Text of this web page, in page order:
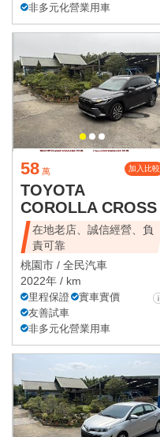
非多元化營業用車
58 萬 加入比較
TOYOTA
COROLLA CROSS
在地老店、誠信經營、負
責可靠
桃園市 / 全民汽車
2022年 / km
里程保證
實車實價
友善試車
非多元化營業用車